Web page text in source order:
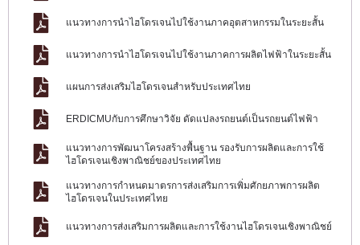
แนวทางการนำไฮโดรเจนไปใช้งานภาคอุตสาหกรรมในระยะสั้น
แนวทางการนำไฮโดรเจนไปใช้งานภาคการผลิตไฟฟ้าในระยะสั้น
แผนการส่งเสริมไฮโดรเจนสำหรับประเทศไทย
ERDICMUกับการศึกษาวิจัย ดัดแปลงรถยนต์เป็นรถยนต์ไฟฟ้า
แนวทางการพัฒนาโครงสร้างพื้นฐาน รองรับการผลิตและการใช้
ไฮโดรเจนเชิงพาณิชย์ของประเทศไทย
แนวทางการกำหนดมาตรการส่งเสริมการเพิ่มศักยภาพการผลิต
ไฮโดรเจนในประเทศไทย
แนวทางการส่งเสริมการผลิตและการใช้งานไฮโดรเจนเชิงพาณิชย์